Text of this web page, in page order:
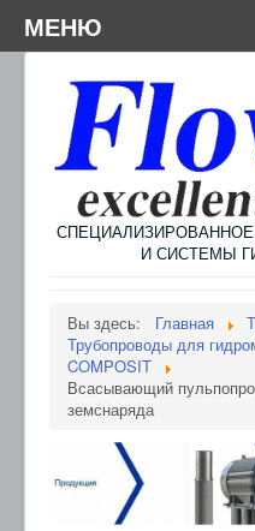
И СИСТЕМЫ
Вы здесь: Главная
Трубопроводы для
COMPOSIT
Всасывающий
земснаряда
Menu
МЕНЮ